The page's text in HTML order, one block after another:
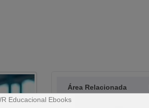
Área Relacionada